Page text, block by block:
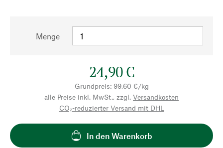
Menge
24,90 €
Grundpreis: 99,60 €/kg
alle Preise inkl. MwSt., zzgl. Versandkosten
CO₂-reduzierter Versand mit DHL
In den Warenkorb